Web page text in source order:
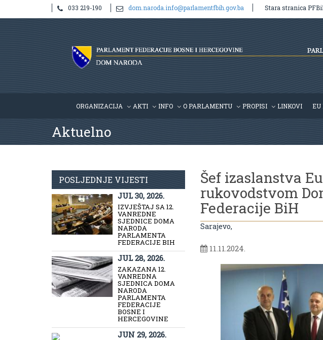
033 219-190 dom.naroda.info@parlamentfbih.gov.ba Stara stranica
ORGANIZACIJA AKTI INFO O PARLAMENTU PROPISI LINKOVI EU
Aktuelno
POSLJEDNJE VIJESTI
JUL 30, 2026.
IZVJEŠTAJ SA 12.
VANREDNE
SJEDNICE DOMA
NARODA
PARLAMENTA
FEDERACIJE BIH
JUL 28, 2026.
ZAKAZANA 12.
VANREDNA
SJEDNICA DOMA
NARODA
PARLAMENTA
FEDERACIJE
BOSNE I
HERCEGOVINE
JUN 29, 2026.
Šef izaslanstva
rukovodstvom
Federacije BiH
Sarajevo,
11.11.2024.